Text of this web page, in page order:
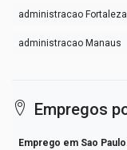
administracao Fortaleza
administracao Manaus
Empregos
Emprego em Sao Paulo